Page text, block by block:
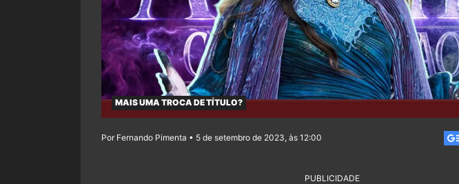
MAIS UMA TROCA DE TÍTULO?
Por Fernando Pimenta • 5 de setembro de 2023, às 12:00
PUBLICIDADE